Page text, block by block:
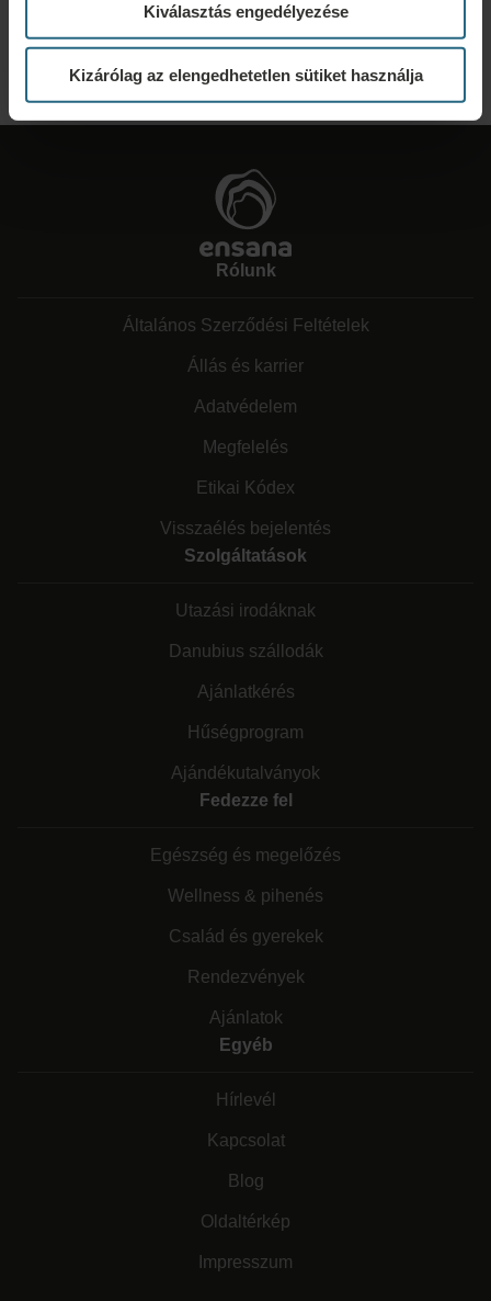
Kiválasztás engedélyezése
Kizárólag az elengedhetetlen sütiket használja
információt, amelyet nem talált meg weboldalunkon.
Rólunk
Általános Szerződési Feltételek
Állás és karrier
Adatvédelem
Megfelelés
Etikai Kódex
Visszaélés bejelentés
Szolgáltatások
Utazási irodáknak
Danubius szállodák
Ajánlatkérés
Hűségprogram
Ajándékutalványok
Fedezze fel
Egészség és megelőzés
Wellness & pihenés
Család és gyerekek
Rendezvények
Ajánlatok
Egyéb
Hírlevél
Kapcsolat
Blog
Oldaltérkép
Impresszum